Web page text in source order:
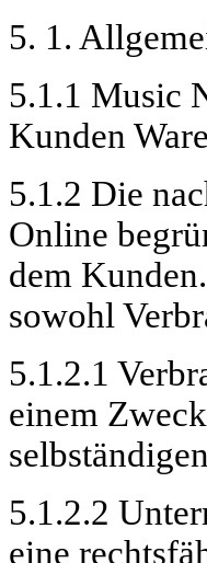
5. 1.
5.1.1 Music
Kunden
5.1.2 Die
Online
dem
sowohl
5.1.2.1
einem
5.1.2.2
eine